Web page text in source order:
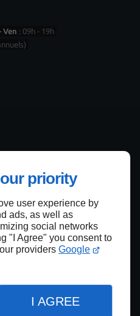
priority
user experience by
ads, as well as
social networks
"I Agree" you consent to
providers Google
I AGREE
Ven : 09h - 19h
de page